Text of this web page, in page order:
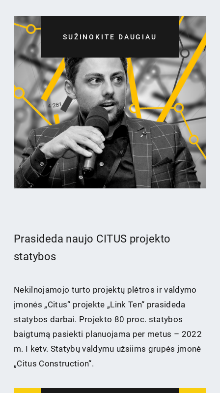
SUŽINOKITE DAUGIAU
Prasideda naujo CITUS projekto
statybos
Nekilnojamojo turto projektų plėtros ir valdymo
įmonės „Citus“ projekte „Link Ten“ prasideda
statybos darbai. Projekto 80 proc. statybos
baigtumą pasiekti planuojama per metus – 2022
m. I ketv. Statybų valdymu užsiims grupės įmonė
„Citus Construction“.